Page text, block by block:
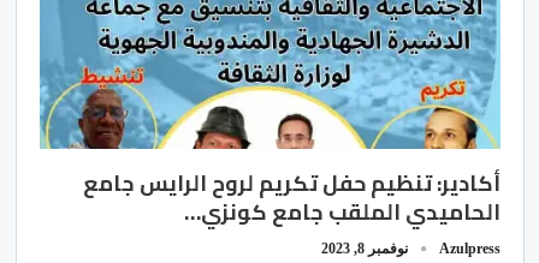
أكادير: تنظيم حفل تكريم لروح الرايس جامع
الحاميدي الملقب جامع كونزي…
Azulpress نوفمبر 8, 2023